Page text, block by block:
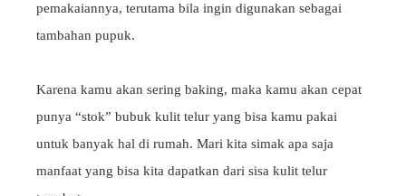
pemakaiannya, terutama bila ingin digunakan sebagai
tambahan pupuk.
Karena kamu akan sering baking, maka kamu akan cepat
punya “stok” bubuk kulit telur yang bisa kamu pakai
untuk banyak hal di rumah. Mari kita simak apa saja
manfaat yang bisa kita dapatkan dari sisa kulit telur